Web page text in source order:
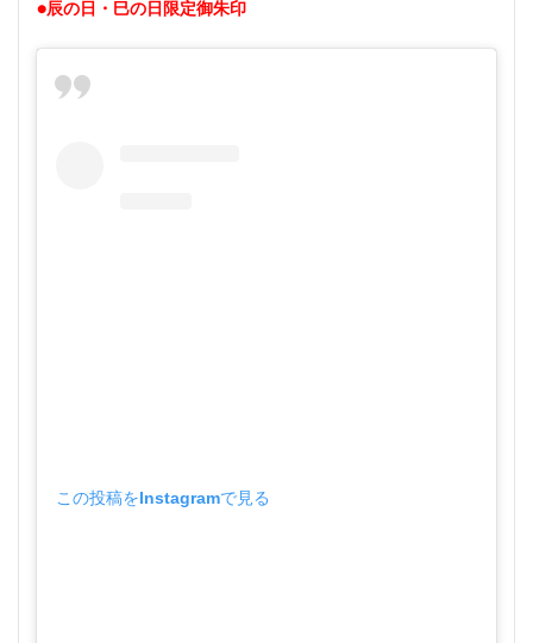
●辰の日・巳の日限定御朱印
この投稿をInstagramで見る